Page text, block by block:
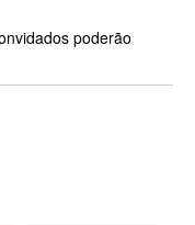
poderão